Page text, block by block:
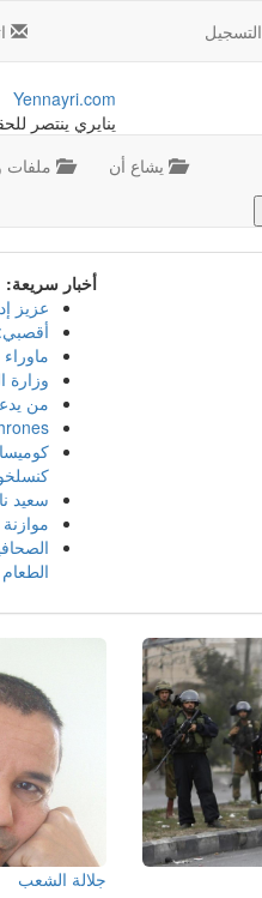
التسجيل
Yennayri.com
ينايري ينتصر
ملفات يشاع أن
أخبار سريعة:
عزيز
وزارة
من
سعيد
الطعام
جلالة الشعب